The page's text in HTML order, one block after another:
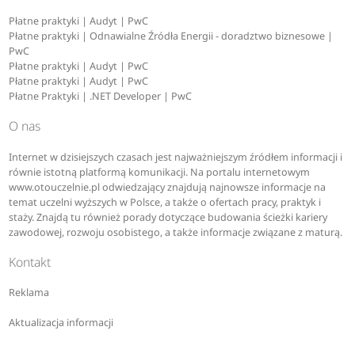
Płatne praktyki | Audyt | PwC
Płatne praktyki | Odnawialne Źródła Energii - doradztwo biznesowe |
PwC
Płatne praktyki | Audyt | PwC
Płatne praktyki | Audyt | PwC
Płatne Praktyki | .NET Developer | PwC
O nas
Internet w dzisiejszych czasach jest najważniejszym źródłem informacji i
równie istotną platformą komunikacji. Na portalu internetowym
www.otouczelnie.pl odwiedzający znajdują najnowsze informacje na
temat uczelni wyższych w Polsce, a także o ofertach pracy, praktyk i
staży. Znajdą tu również porady dotyczące budowania ścieżki kariery
zawodowej, rozwoju osobistego, a także informacje związane z maturą.
Kontakt
Reklama
Aktualizacja informacji